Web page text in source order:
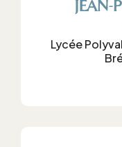
Lycée